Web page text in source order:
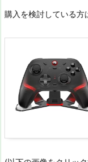
購入を検討している方